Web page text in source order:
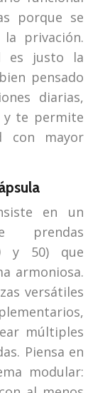
porque se
privación.
es justo la
pensado
diarias,
y te permite
con mayor
en un
prendas
y 50) que
armoniosa.
versátiles
múltiples
Piensa en
modular: